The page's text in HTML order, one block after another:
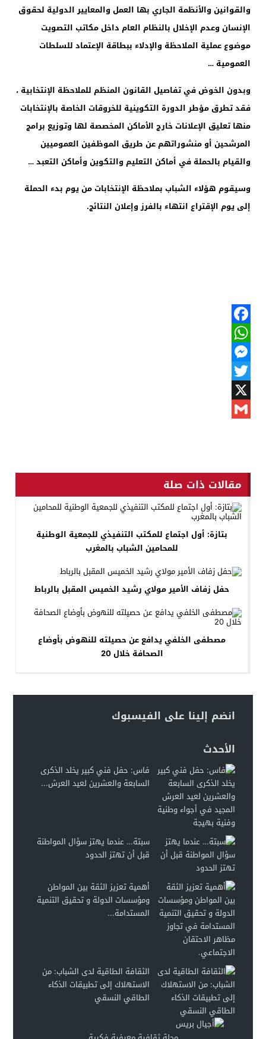
والقوانين والأنظمة الجاري بها العمل والمعايير الدولية لحقوق
الإنسان وعدم الإخلال بالنظام العام داخل مكاتب التصويت
موضوع عملية الملاحظة والإدلاء ببطاقة الإعتماد للسلطات
العمومية …
وبدون الخوض في تفاصيل القانون المنظم للملاحظة الإنتخابية ،
فقد تطرق مؤطر الدورة التكوينية للخروقات الخاصة بالإنتخابات
منها تعليق الإعلانات خارج الأماكن المخصصة لها وتوزيع برامج
المرشحين أو منشوراتهم عن طريق الموظفين العموميين
والقيام بالحملة في أماكن التعليم والتكوين وأماكن التعبد …
وسيقوم هؤلاء الشباب بملاحظة الإنتخابات من يوم بدء الحملة
إلى يوم الإقتراع انتهاء بالفرز وإعلان النتائج.
Facebook
WhatsApp
Messenger
Twitter
X
مقالات ذات صلة
بتازة: أول اجتماع للمكتب التنفيذي للجمعية الوطنية
للمحامين الشباب بالمغرب
حفل زفاف الأمير مولاي رشيد الخميس المقبل بالرباط
مصطفى الخلفي يدافع عن حصيلته للنهوض بأوضاع
الصحافة خلال 20
انضم إلينا على الفيسبوك
الأحدث
فاس: حفل فني كبير يخلد الذكرى
السابعة والعشرين لعيد العرش...
سبتة… عندما يهتز سؤال المواطنة
قبل أن تهتز الحدود
أهمية تعزيز الثقة بين المواطن
ومؤسسات الدولة و تحقيق التنمية
المستدامة...
الثقافة الطاقية لدى الشباب: من
الاستهلاك إلى تطبيقات الذكاء
الطاقي النسقي